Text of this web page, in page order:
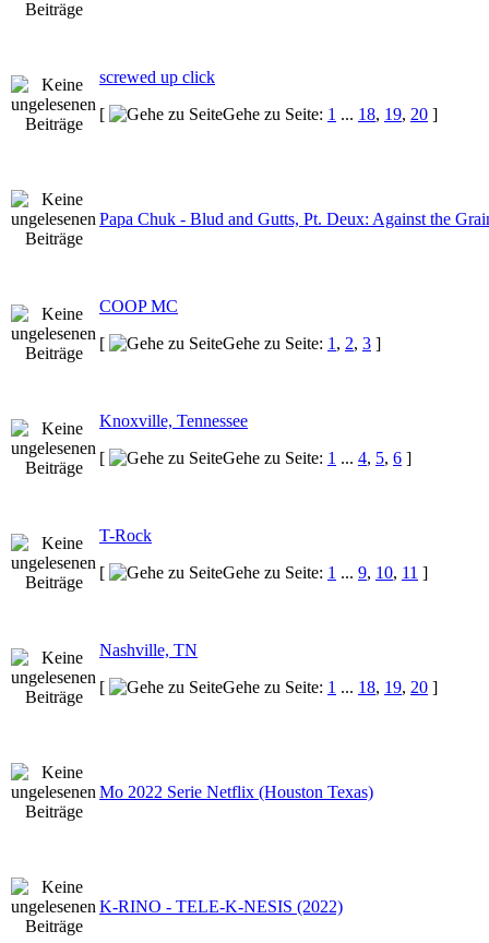
screwed up click
[
Gehe zu Seite: 1 ... 18, 19, 20 ]
Papa Chuk - Blud and Gutts, Pt. Deux: Against the
COOP MC
[
Gehe zu Seite: 1 , 2, 3 ]
Knoxville, Tennessee
[
Gehe zu Seite: 1 ... 4, 5, 6 ]
T-Rock
[
Gehe zu Seite: 1 ... 9, 10, 11 ]
Nashville, TN
[
Gehe zu Seite: 1 ... 18, 19, 20 ]
Mo 2022 Serie Netflix (Houston Texas)
K-RINO - TELE-K-NESIS (2022)